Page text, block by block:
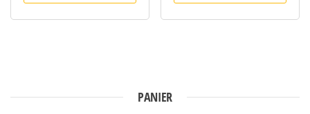
PANIER